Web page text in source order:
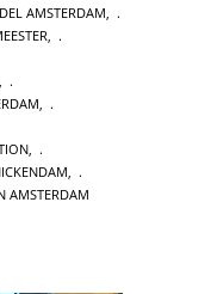
AMSTERDAM
AMSTERDAM